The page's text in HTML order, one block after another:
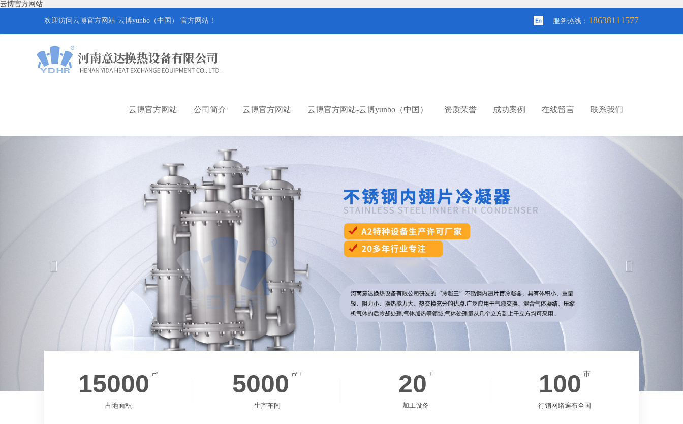
云博官方网站
欢迎访问云博官方网站-云博yunbo（中国） 官方网站！ 服务热线： 18638111577
云博官方网站 公司简介 云博官方网站 云博官方网站-云博yunbo（中国） 资质荣誉 成功案例 在线留言 联系我们
15000 ㎡
占地面积
5000 ㎡+
生产车间
20 +
加工设备
100 市
行销网络遍布全国